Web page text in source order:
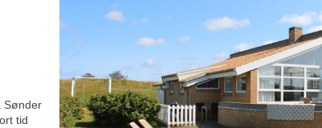
Sønder
tid